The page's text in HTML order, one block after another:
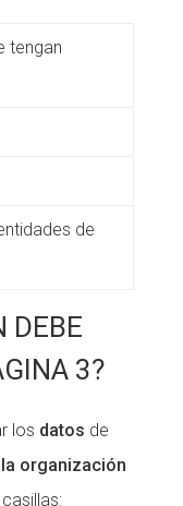
tengan
de
DEBE
3?
los datos de
organización